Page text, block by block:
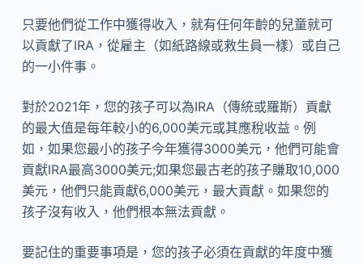
只要他們從工作中獲得收入，就有任何年齡的兒童就可
以貢獻了IRA，從雇主（如紙路線或救生員一樣）或自己
的一小件事。
對於2021年，您的孩子可以為IRA（傳統或羅斯）貢獻
的最大值是每年較小的6,000美元或其應稅收益。例
如，如果您最小的孩子今年獲得3000美元，他們可能會
貢獻IRA最高3000美元;如果您最古老的孩子賺取10,000
美元，他們只能貢獻6,000美元，最大貢獻。如果您的
孩子沒有收入，他們根本無法貢獻。
要記住的重要事項是，您的孩子必須在貢獻的年度中獲